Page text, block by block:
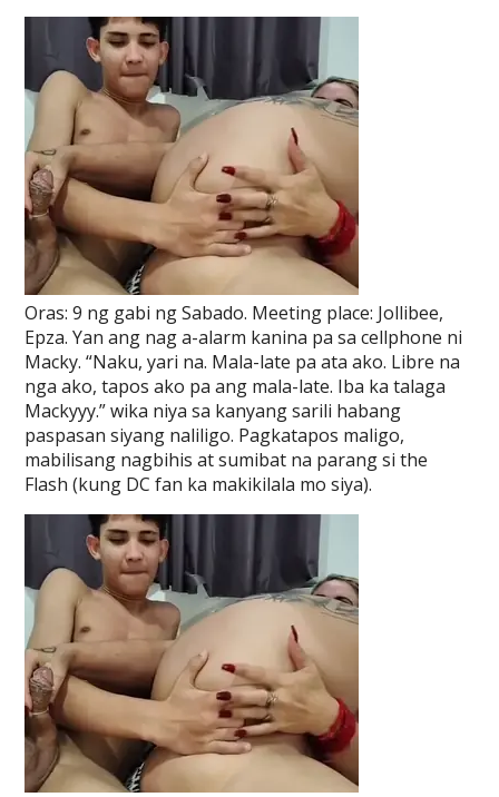
Oras: 9 ng gabi ng Sabado. Meeting place: Jollibee,
Epza. Yan ang nag a-alarm kanina pa sa cellphone ni
Macky. “Naku, yari na. Mala-late pa ata ako. Libre na
nga ako, tapos ako pa ang mala-late. Iba ka talaga
Mackyyy.” wika niya sa kanyang sarili habang
paspasan siyang naliligo. Pagkatapos maligo,
mabilisang nagbihis at sumibat na parang si the
Flash (kung DC fan ka makikilala mo siya).